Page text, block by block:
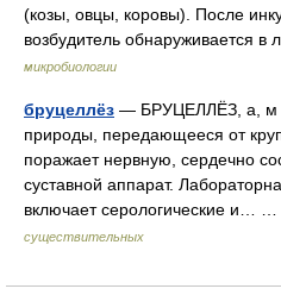
(козы, овцы, коровы). После
возбудитель обнаруживается
микробиологии
бруцеллёз — БРУЦЕЛЛЁЗ, а, м
природы, передающееся от
поражает нервную, сердечно
суставной аппарат.
включает серологические и… …
существительных